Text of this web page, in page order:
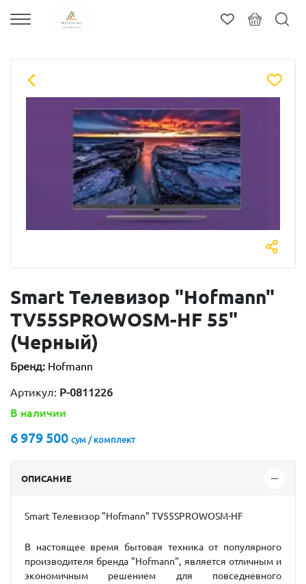
Smart Телевизор "Hofmann"
TV55SPROWOSM-HF 55"
(Черный)
Бренд: Hofmann
Артикул: P-0811226
В наличии
6 979 500 сум / комплект
ОПИСАНИЕ
Smart Телевизор "Hofmann" TV55SPROWOSM-HF
В настоящее время бытовая техника от популярного
производителя бренда "Hofmann", является отличным и
экономичным решением для повседневного